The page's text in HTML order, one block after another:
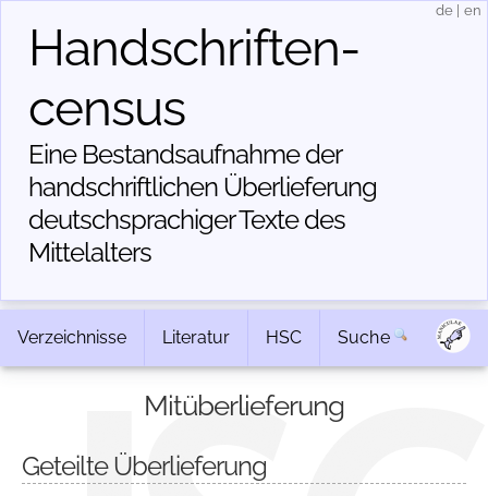
Handschriften­
census
Eine Bestandsaufnahme der
handschriftlichen Über­lieferung
deutschsprachiger Texte des
Mittelalters
de en
Verzeichnisse Literatur HSC Suche
Mitüberlieferung
Geteilte Überlieferung